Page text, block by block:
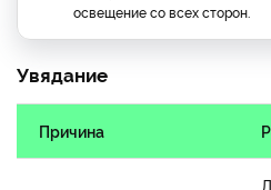
освещение со всех сторон.
Увядание
Причина